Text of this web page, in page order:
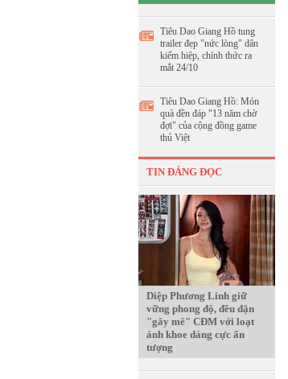
Tiêu Dao Giang Hồ tung
trailer đẹp "nức lòng" dân
kiếm hiệp, chính thức ra
mắt 24/10
Tiêu Dao Giang Hồ: Món
quà đền đáp "13 năm chờ
đợi" của cộng đồng game
thủ Việt
TIN ĐÁNG ĐỌC
Diệp Phương Linh giữ
vững phong độ, đều đặn
"gây mê" CĐM với loạt
ảnh khoe dáng cực ấn
tượng